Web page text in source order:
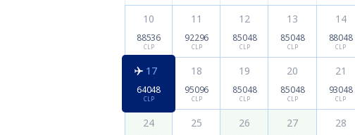
10
88536
CLP
11
92296
CLP
12
85048
CLP
13
85048
CLP
14
88048
CLP
17
64048
CLP
18
95096
CLP
19
85048
CLP
20
85048
CLP
21
93048
CLP
24 25 26 27 28